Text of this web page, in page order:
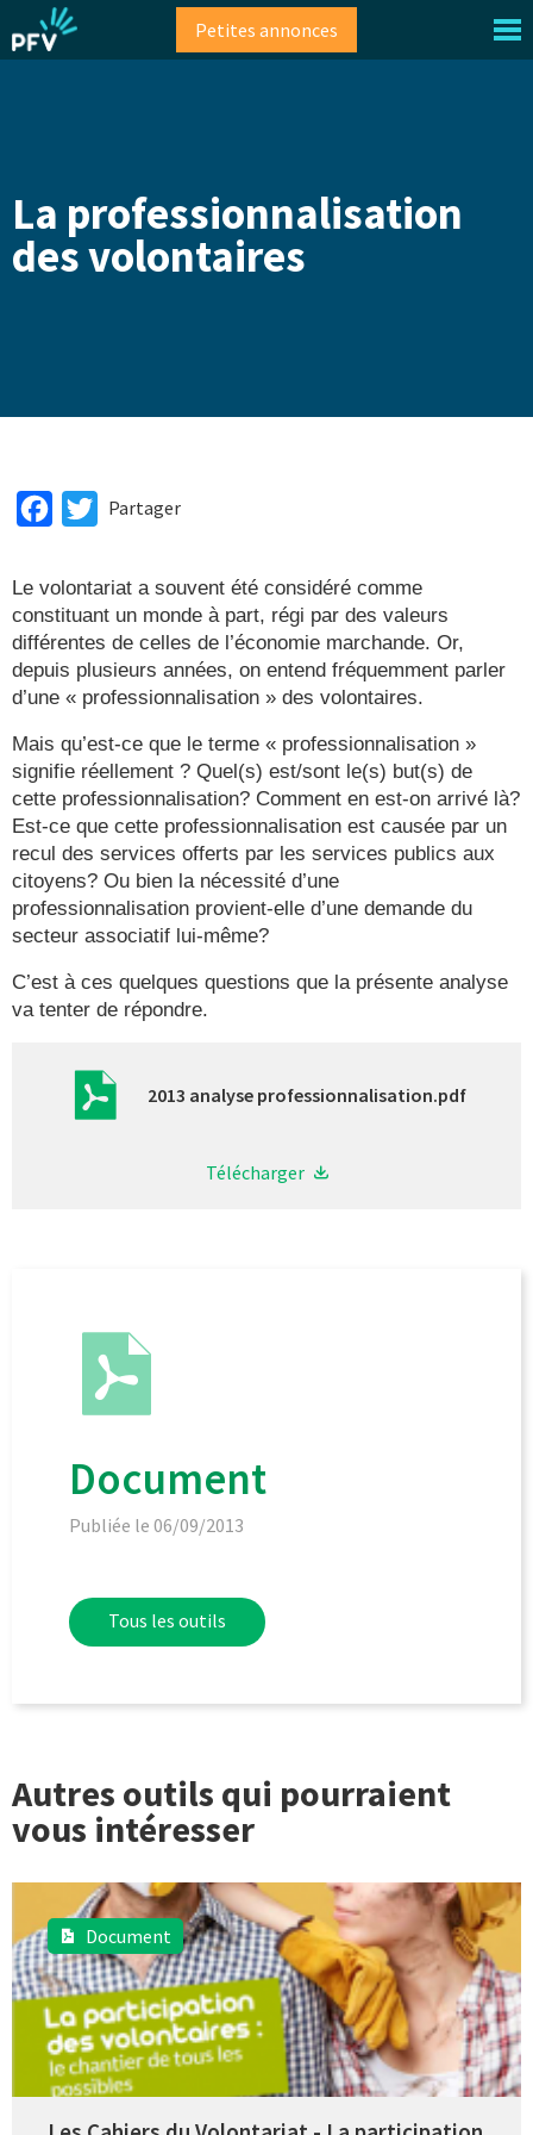
au
contenu
Petites annonces
La professionnalisation
des volontaires
FacebookTwitter
Partager
Le volontariat a souvent été considéré comme
constituant un monde à part, régi par des valeurs
différentes de celles de l’économie marchande. Or,
depuis plusieurs années, on entend fréquemment parler
d’une « professionnalisation » des volontaires.
Mais qu’est-ce que le terme « professionnalisation »
signifie réellement ? Quel(s) est/sont le(s) but(s) de
cette professionnalisation? Comment en est-on arrivé là?
Est-ce que cette professionnalisation est causée par un
recul des services offerts par les services publics aux
citoyens? Ou bien la nécessité d’une
professionnalisation provient-elle d’une demande du
secteur associatif lui-même?
C’est à ces quelques questions que la présente analyse
va tenter de répondre.
2013 analyse professionnalisation.pdf
Télécharger
Document
Publiée le 06/09/2013
Tous les outils
Autres outils qui pourraient
vous intéresser
Document